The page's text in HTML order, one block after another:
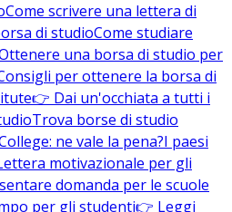
Come scrivere una lettera di
di studioCome studiare
una borsa di studio per
per ottenere la borsa di
👉 Dai un'occhiata a tutti i
Trova borse di studio
ne vale la pena?I paesi
motivazionale per gli
domanda per le scuole
per gli studenti👉 Leggi